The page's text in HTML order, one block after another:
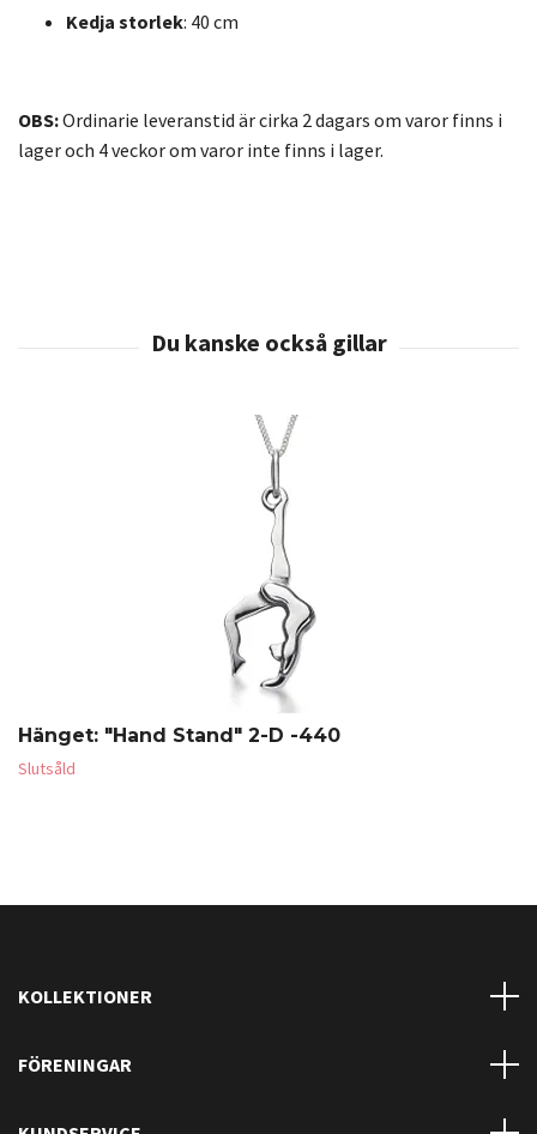
Kedja storlek: 40 cm
OBS:Ordinarie leveranstid är cirka 2 dagars om varor finns i
lager och 4 veckor om varor inte finns i lager.
Hänget: "Hand Stand" 2-D -440
Slutsåld
KOLLEKTIONER
FÖRENINGAR